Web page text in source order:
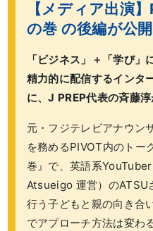
【メディア出演
の巻 の後編が公
「ビジネス」＋「学び
精力的に配信するインタ
に、J PREP代表の斉藤淳
元・フジテレビアナウン
を務めるPIVOT内のトー
巻』で、英語系
Atsueigo 運営）のATSU
行う子どもと親の向き合
でアプローチ方法は変わ